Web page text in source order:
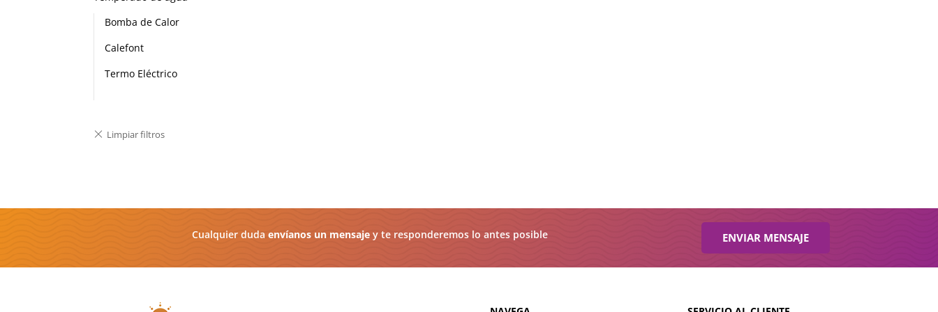
Bomba de Calor
Calefont
Termo Eléctrico
Cualquier dudaenvíanos un mensaje y te responderemos lo antes posible ENVIAR MENSAJE